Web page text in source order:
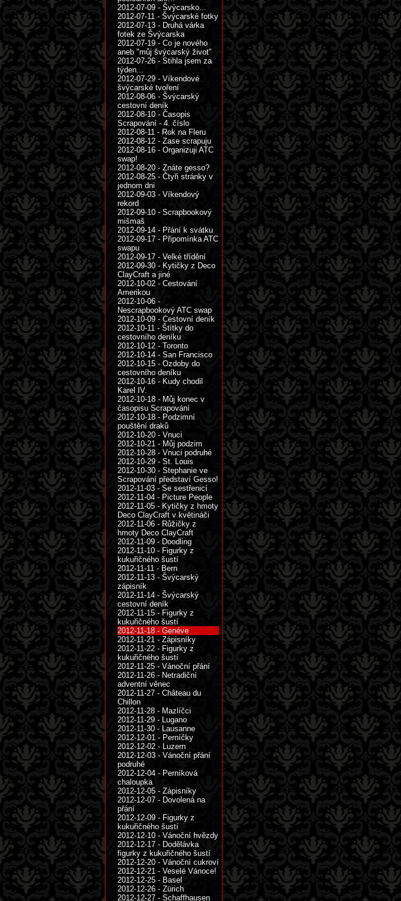
2012-07-09 - Švýcarsko...
2012-07-11 - Švýcarské fotky
2012-07-13 - Druhá várka
fotek ze Švýcarska
2012-07-19 - Co je nového
aneb "můj švýcarský život"
2012-07-26 - Stihla jsem za
týden...
2012-07-29 - Víkendové
švýcarské tvoření
2012-08-06 - Švýcarský
cestovní deník
2012-08-10 - Časopis
Scrapování - 4. číslo
2012-08-11 - Rok na Fleru
2012-08-12 - Zase scrapuju
2012-08-16 - Organizuji ATC
swap!
2012-08-20 - Znáte gesso?
2012-08-25 - Čtyři stránky v
jednom dni
2012-09-03 - Víkendový
rekord
2012-09-10 - Scrapbookový
mišmaš
2012-09-14 - Přání k svátku
2012-09-17 - Připomínka ATC
swapu
2012-09-17 - Velké třídění
2012-09-30 - Kytičky z Deco
ClayCraft a jiné
2012-10-02 - Cestování
Amerikou
2012-10-06 -
Nescrapbookový ATC swap
2012-10-09 - Cestovní deník
2012-10-11 - Štítky do
cestovního deníku
2012-10-12 - Toronto
2012-10-14 - San Francisco
2012-10-15 - Ozdoby do
cestovního deníku
2012-10-16 - Kudy chodil
Karel IV.
2012-10-18 - Můj konec v
časopisu Scrapování
2012-10-18 - Podzimní
pouštění draků
2012-10-20 - Vnuci
2012-10-21 - Můj podzim
2012-10-28 - Vnuci podruhé
2012-10-29 - St. Louis
2012-10-30 - Stephanie ve
Scrapování představí Gesso!
2012-11-03 - Se sestřenicí
2012-11-04 - Picture People
2012-11-05 - Kytičky z hmoty
Deco ClayCraft v květináči
2012-11-06 - Růžičky z
hmoty Deco ClayCraft
2012-11-09 - Doodling
2012-11-10 - Figurky z
kukuřičného šustí
2012-11-11 - Bern
2012-11-13 - Švýcarský
zápisník
2012-11-14 - Švýcarský
cestovní deník
2012-11-15 - Figurky z
kukuřičného šustí
2012-11-18 - Genéve
2012-11-21 - Zápisníky
2012-11-22 - Figurky z
kukuřičného šustí
2012-11-25 - Vánoční přání
2012-11-26 - Netradiční
adventní věnec
2012-11-27 - Château du
Chillon
2012-11-28 - Mazlíčci
2012-11-29 - Lugano
2012-11-30 - Lausanne
2012-12-01 - Perníčky
2012-12-02 - Luzern
2012-12-03 - Vánoční přání
podruhé
2012-12-04 - Perníková
chaloupka
2012-12-05 - Zápisníky
2012-12-07 - Dovolená na
přání
2012-12-09 - Figurky z
kukuřičného šustí
2012-12-10 - Vánoční hvězdy
2012-12-17 - Dodělávka
figurky z kukuřičného šustí
2012-12-20 - Vánoční cukroví
2012-12-21 - Veselé Vánoce!
2012-12-25 - Basel
2012-12-26 - Zürich
2012-12-27 - Schaffhausen